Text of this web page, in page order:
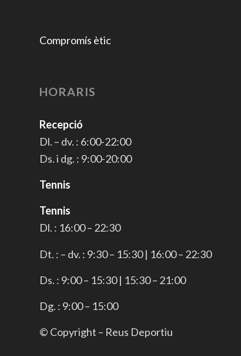
Compromís ètic
HORARIS
Recepció
Dl. – dv. : 6:00-22:00
Ds. i dg. : 9:00-20:00
Tennis
Tennis
Dl. : 16:00 – 22:30
Dt. : – dv. : 9:30 – 15:30 | 16:00 – 22:30
Ds. : 9:00 – 15:30 | 15:30 – 21:00
Dg. : 9:00 – 15:00
© Copyright – Reus Deportiu